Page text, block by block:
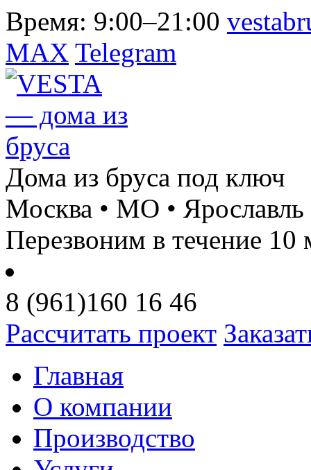
Время: 9:00–21:00
MAX Telegram
Дома из бруса под ключ
Москва • МО • Ярославль
Перезвоним в течение 10
8 (961)160 16 46
Рассчитать проект
Главная
О компании
Производство